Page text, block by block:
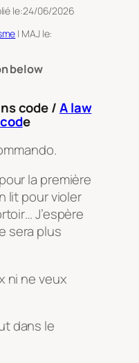
le:24/06/2026
| MAJ le:
below
code /A law
e
la première
lit pour violer
J’espère
sera plus
ni ne veux
dans le